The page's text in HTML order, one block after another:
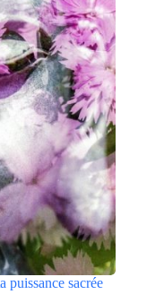
puissance sacrée